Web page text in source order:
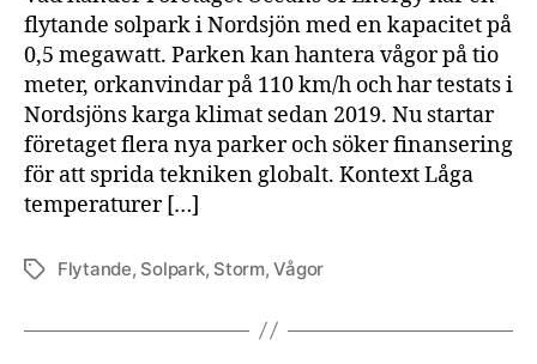
solpark
flytande solpark i Nordsjön med en kapacitet på
0,5 megawatt. Parken kan hantera vågor på tio
meter, orkanvindar på 110 km/h och har testats i
Nordsjöns karga klimat sedan 2019. Nu startar
företaget flera nya parker och söker finansering
för att sprida tekniken globalt. Kontext Låga
temperaturer […]
EtiketterFlytande, Solpark, Storm,Vågor